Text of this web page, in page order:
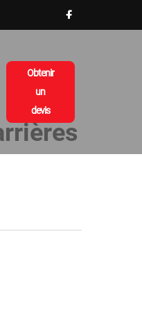
Obtenir
un
devis